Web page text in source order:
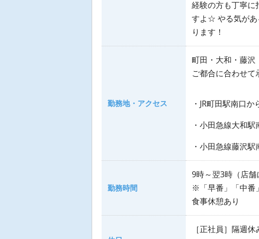
経験の方も丁寧
すよ☆ やる気があ
ります！
勤務地・アクセス
町田・大和・藤沢
ご都合に合わせて
・JR町田駅南口
・小田急線大和
・小田急線藤沢
勤務時間
9時～翌3時（店舗
※「早番」「中番
食事休憩あり
［正社員］隔週